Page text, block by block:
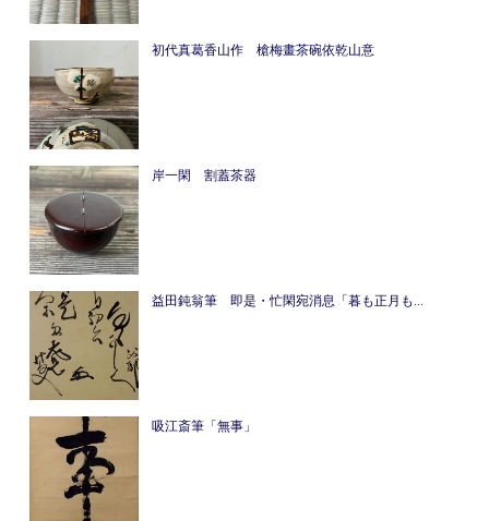
初代真葛香山作 槍梅畫茶碗依乾山意
岸一閑 割蓋茶器
益田鈍翁筆 即是・忙閑宛消息「暮も正月も...
吸江斎筆「無事」